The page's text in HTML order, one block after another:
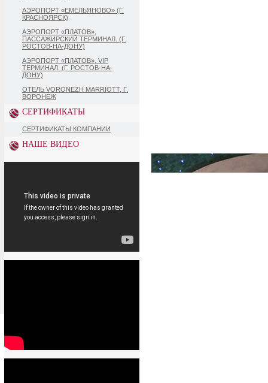
АЭРОПОРТ «ЕМЕЛЬЯНОВО» (Г.
КРАСНОЯРСК)
АЭРОПОРТ «ПЛАТОВ»,
ПАССАЖИРСКИЙ ТЕРМИНАЛ. (Г.
РОСТОВ-НА-ДОНУ)
АЭРОПОРТ «ПЛАТОВ», VIP
ТЕРМИНАЛ. (Г. РОСТОВ-НА-
ДОНУ)
ОТЕЛЬ VORONEZH MARRIOTT, Г.
ВОРОНЕЖ
СЕРТИФИКАТЫ
СЕРТИФИКАТЫ КОМПАНИИ
НАШЕ ВИДЕО